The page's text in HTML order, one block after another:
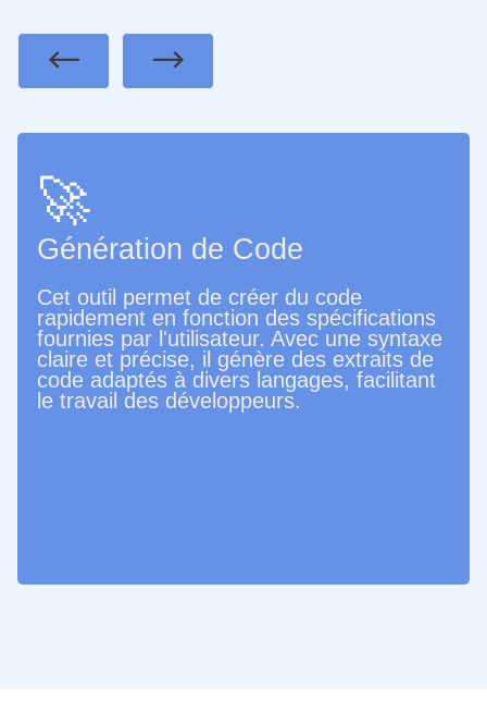
🚀
Génération de Code
Cet outil permet de créer du code
rapidement en fonction des spécifications
fournies par l'utilisateur. Avec une syntaxe
claire et précise, il génère des extraits de
code adaptés à divers langages, facilitant
le travail des développeurs.
PreviousNext